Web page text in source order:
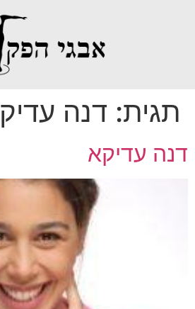
דנה עדיקא
עדיקא